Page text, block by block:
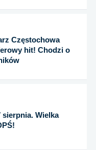
Częstochowa
hit! Chodzi o
sierpnia. Wielka